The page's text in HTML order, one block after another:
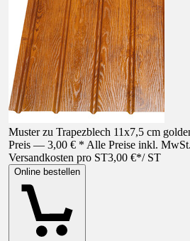
Muster zu Trapezblech 11x7,5 cm
Preis — 3,00 € * Alle Preise inkl.
Versandkosten pro ST3,00 €*/ ST
Online bestellen